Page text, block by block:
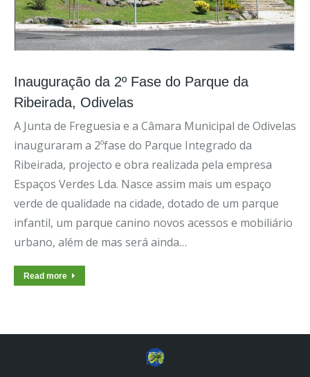
Inauguração da 2º Fase do Parque da
Ribeirada, Odivelas
A Junta de Freguesia e a Câmara Municipal de Odivelas
inauguraram a 2ºfase do Parque Integrado da
Ribeirada, projecto e obra realizada pela empresa
Espaços Verdes Lda. Nasce assim mais um espaço
verde de qualidade na cidade, dotado de um parque
infantil, um parque canino novos acessos e mobiliário
urbano, além de mas será ainda…
Read more